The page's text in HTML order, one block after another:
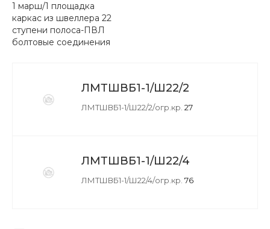
1 марш/1 площадка
каркас из швеллера 22
ступени полоса-ПВЛ
болтовые соединения
ЛМТШВБ1-1/Ш22/2
ЛМТШВБ1-1/Ш22/2/огр.кр. 27
ЛМТШВБ1-1/Ш22/4
ЛМТШВБ1-1/Ш22/4/огр.кр. 76